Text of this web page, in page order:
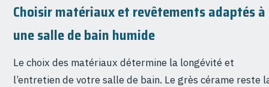
Choisir matériaux et revêtements adaptés à
une salle de bain humide
Le choix des matériaux détermine la longévité et
l’entretien de votre salle de bain. Le grès cérame reste